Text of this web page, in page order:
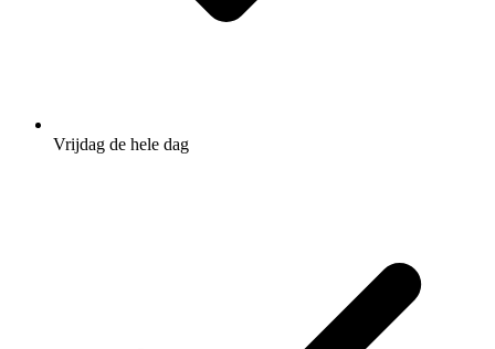
Vrijdag de hele dag